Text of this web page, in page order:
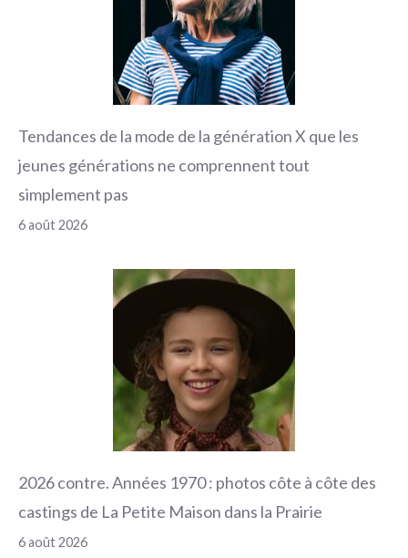
Tendances de la mode de la génération X que les
jeunes générations ne comprennent tout
simplement pas
6 août 2026
2026 contre. Années 1970 : photos côte à côte des
castings de La Petite Maison dans la Prairie
6 août 2026